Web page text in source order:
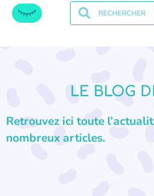
LE BLOG
Retrouvez ici toute
nombreux articles.